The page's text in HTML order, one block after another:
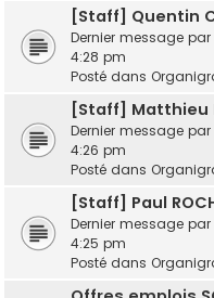
[Staff] Quentin
Dernier message par
4:28 pm
Posté dans
[Staff] Matthieu
Dernier message par
4:26 pm
Posté dans
[Staff] Paul
Dernier message par
4:25 pm
Posté dans